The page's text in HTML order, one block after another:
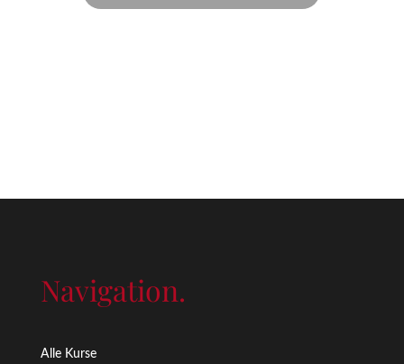
Navigation.
Alle Kurse